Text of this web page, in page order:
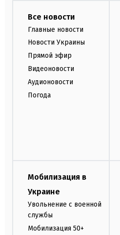
Все новости
Главные новости
Новости Украины
Прямой эфир
Видеоновости
Аудионовости
Погода
Мобилизация в
Украине
Увольнение с военной
службы
Мобилизация 50+